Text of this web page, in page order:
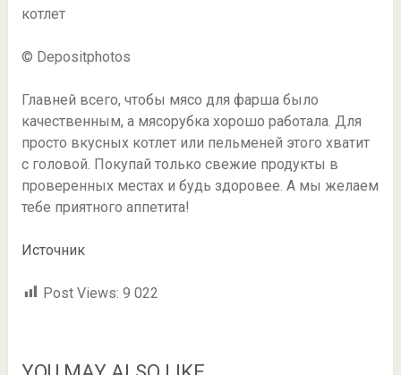
© Depositphotos
Главней всего, чтобы мясо для фарша было
качественным, а мясорубка хорошо работала. Для
просто вкусных котлет или пельменей этого хватит
с головой. Покупай только свежие продукты в
проверенных местах и будь здоровее. А мы желаем
тебе приятного аппетита!
Источник
Post Views: 9 022